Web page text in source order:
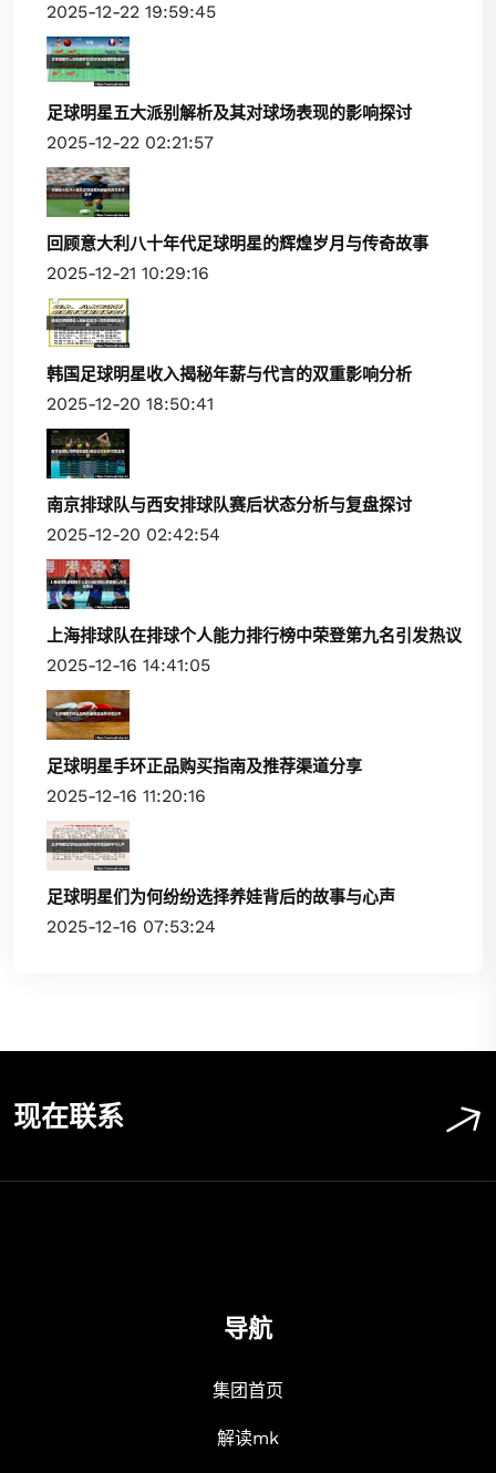
2025-12-22 19:59:45
足球明星五大派别解析及其对球场表现的影响探讨
2025-12-22 02:21:57
回顾意大利八十年代足球明星的辉煌岁月与传奇故事
2025-12-21 10:29:16
韩国足球明星收入揭秘年薪与代言的双重影响分析
2025-12-20 18:50:41
南京排球队与西安排球队赛后状态分析与复盘探讨
2025-12-20 02:42:54
上海排球队在排球个人能力排行榜中荣登第九名引发热议
2025-12-16 14:41:05
足球明星手环正品购买指南及推荐渠道分享
2025-12-16 11:20:16
足球明星们为何纷纷选择养娃背后的故事与心声
2025-12-16 07:53:24
现在联系
导航
集团首页
解读mk